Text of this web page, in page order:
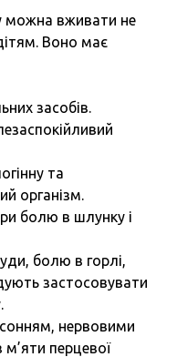
можна вживати не
Воно має
засобів.
та
організм.
болю в шлунку і
болю в горлі,
застосовувати
нервовими
перцевої